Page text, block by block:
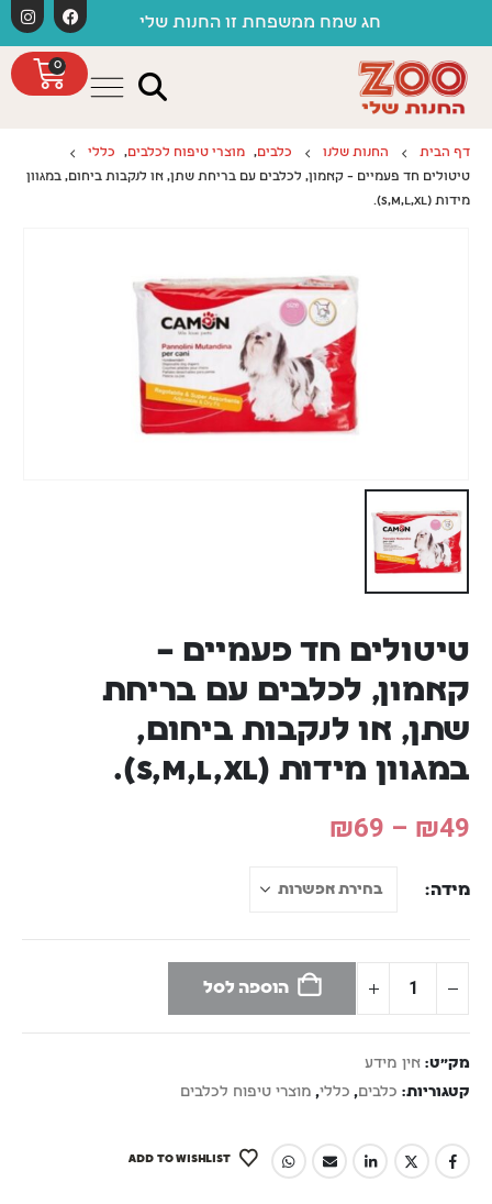
חג שמח ממשפחת זו החנות שלי
0
דף הבית החנות שלנו כלבים, מוצרי טיפוח לכלבים,
כללי
טיטולים חד פעמיים – קאמון, לכלבים עם בריחת שתן, או לנקבות ביחום, במגוון
מידות (S,M,L,XL).
טיטולים חד פעמיים –
קאמון, לכלבים עם בריחת
שתן, או לנקבות ביחום,
במגוון מידות (S,M,L,XL).
₪49
–
₪69
מידה
הוספה לסל
מק"ט: אין מידע
קטגוריות: כלבים, כללי, מוצרי טיפוח לכלבים
ADD TO WISHLIST